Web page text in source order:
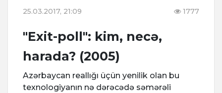
25.03.2017, 21:09 1777
"Exit-poll": kim, necə,
harada? (2005)
Azərbaycan reallığı üçün yenilik olan bu
texnologiyanın nə dərəcədə səmərəli